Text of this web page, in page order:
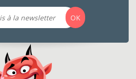
OK